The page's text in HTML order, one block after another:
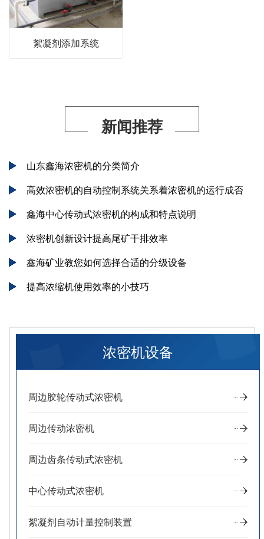
絮凝剂添加系统
新闻推荐
山东鑫海浓密机的分类简介
高效浓密机的自动控制系统关系着浓密机的运行成否
鑫海中心传动式浓密机的构成和特点说明
浓密机创新设计提高尾矿干排效率
鑫海矿业教您如何选择合适的分级设备
提高浓缩机使用效率的小技巧
浓密机设备
周边胶轮传动式浓密机
周边传动浓密机
周边齿条传动式浓密机
中心传动式浓密机
絮凝剂自动计量控制装置